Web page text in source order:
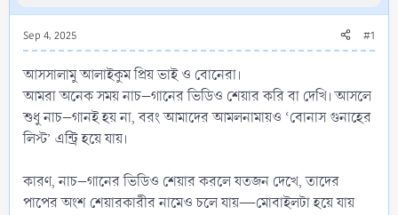
Sep 4, 2025 #1
আসসালামু আলাইকুম প্রিয় ভাই ও বোনেরা।
আমরা অনেক সময় নাচ–গানের ভিডিও শেয়ার করি বা দেখি। আসলে
শুধু নাচ–গানই হয় না, বরং আমাদের আমলনামায়ও ‘বোনাস গুনাহের
লিস্ট’ এন্ট্রি হয়ে যায়।
কারণ, নাচ–গানের ভিডিও শেয়ার করলে যতজন দেখে, তাদের
পাপের অংশ শেয়ারকারীর নামেও চলে যায়—মোবাইলটা হয়ে যায়